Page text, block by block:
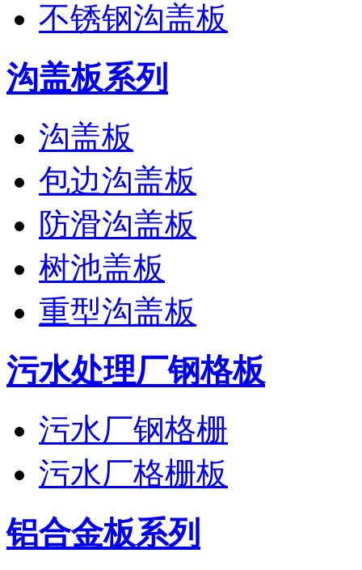
不锈钢沟盖板
沟盖板系列
沟盖板
包边沟盖板
防滑沟盖板
树池盖板
重型沟盖板
污水处理厂钢格板
污水厂钢格栅
污水厂格栅板
铝合金板系列